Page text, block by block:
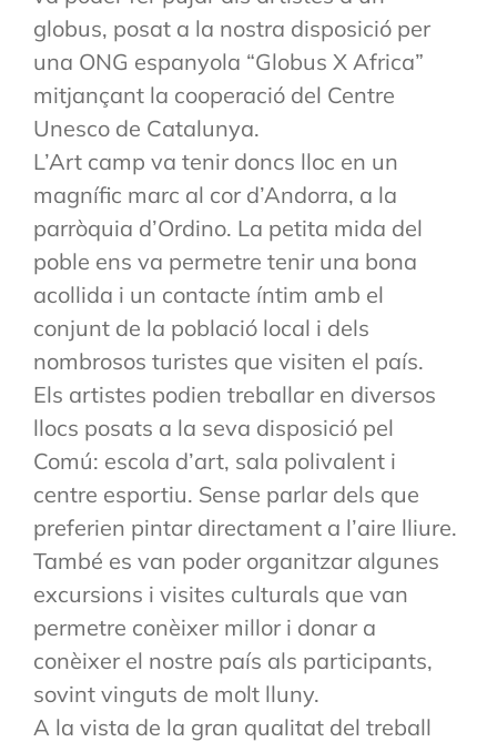
globus, posat a la nostra disposició per
una ONG espanyola “Globus X Africa”
mitjançant la cooperació del Centre
Unesco de Catalunya.
L’Art camp va tenir doncs lloc en un
magnífic marc al cor d’Andorra, a la
parròquia d’Ordino. La petita mida del
poble ens va permetre tenir una bona
acollida i un contacte íntim amb el
conjunt de la població local i dels
nombrosos turistes que visiten el país.
Els artistes podien treballar en diversos
llocs posats a la seva disposició pel
Comú: escola d’art, sala polivalent i
centre esportiu. Sense parlar dels que
preferien pintar directament a l’aire lliure.
També es van poder organitzar algunes
excursions i visites culturals que van
permetre conèixer millor i donar a
conèixer el nostre país als participants,
sovint vinguts de molt lluny.
A la vista de la gran qualitat del treball